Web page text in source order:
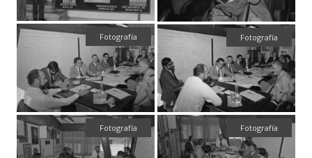
Fotografía Fotografía
Fotografía Fotografía